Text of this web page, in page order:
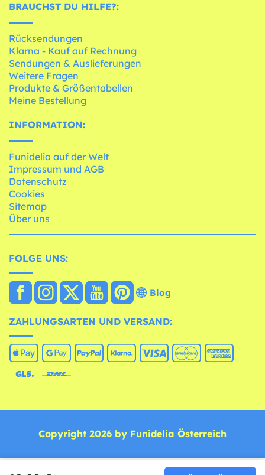
BRAUCHST DU HILFE?:
Rücksendungen
Klarna - Kauf auf Rechnung
Sendungen & Auslieferungen
Weitere Fragen
Produkte & Größentabellen
Meine Bestellung
INFORMATION:
Funidelia auf der Welt
Impressum und AGB
Datenschutz
Cookies
Sitemap
Über uns
FOLGE UNS:
Blog
ZAHLUNGSARTEN UND VERSAND:
Copyright 2026 by Funidelia Österreich